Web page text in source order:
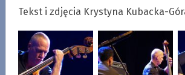
Tekst i zdjęcia Krystyna Kubacka-